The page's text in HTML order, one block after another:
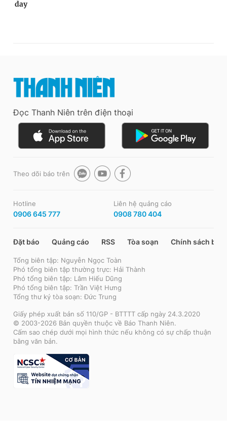
Đọc Thanh Niên trên điện thoại
Theo dõi báo trên
Hotline
0906 645 777
Liên hệ quảng cáo
0908 780 404
Đặt báo Quảng cáo RSS Tòa soạn Chính sách bảo
Tổng biên tập: Nguyễn Ngọc Toàn
Phó tổng biên tập thường trực: Hải Thành
Phó tổng biên tập: Lâm Hiếu Dũng
Phó tổng biên tập: Trần Việt Hưng
Tổng thư ký tòa soạn: Đức Trung
Giấy phép xuất bản số 110/GP - BTTTT cấp ngày 24.3.2020
© 2003-2026 Bản quyền thuộc về Báo Thanh Niên.
Cấm sao chép dưới mọi hình thức nếu không có sự chấp thuận
bằng văn bản.